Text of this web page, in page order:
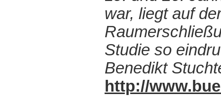
war, liegt auf
Studie so
Benedikt
http://